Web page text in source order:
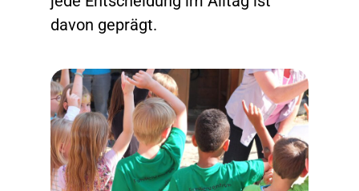
davon geprägt.